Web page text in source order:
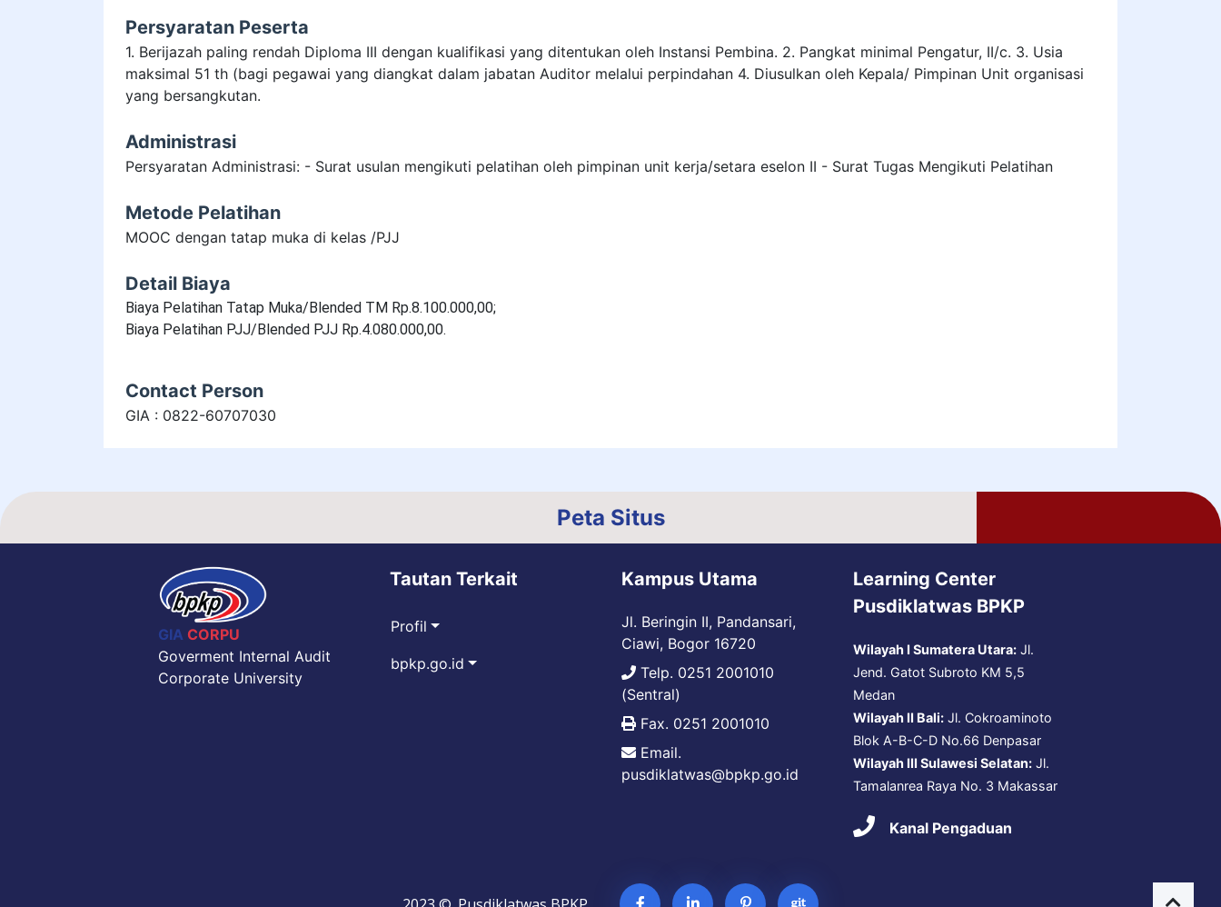
Persyaratan Peserta
1. Berijazah paling rendah Diploma III dengan kualifikasi yang ditentukan oleh Instansi Pembina. 2. Pangkat minimal Pengatur, II/c. 3. Usia
maksimal 51 th (bagi pegawai yang diangkat dalam jabatan Auditor melalui perpindahan 4. Diusulkan oleh Kepala/ Pimpinan Unit organisasi
yang bersangkutan.
Administrasi
Persyaratan Administrasi: - Surat usulan mengikuti pelatihan oleh pimpinan unit kerja/setara eselon II - Surat Tugas Mengikuti Pelatihan
Metode Pelatihan
MOOC dengan tatap muka di kelas /PJJ
Detail Biaya
Biaya Pelatihan Tatap Muka/Blended TM Rp.8.100.000,00;
Biaya Pelatihan PJJ/Blended PJJ Rp.4.080.000,00.
Contact Person
GIA : 0822-60707030
Peta Situs
GIA CORPU
Goverment Internal Audit
Corporate University
Tautan Terkait
Profil
bpkp.go.id
Kampus Utama
Jl. Beringin II, Pandansari,
Ciawi, Bogor 16720
Telp. 0251 2001010
(Sentral)
Fax. 0251 2001010
Email.
pusdiklatwas@bpkp.go.id
Learning Center
Pusdiklatwas BPKP
Wilayah I Sumatera Utara: Jl.
Jend. Gatot Subroto KM 5,5
Medan
Wilayah II Bali: Jl. Cokroaminoto
Blok A-B-C-D No.66 Denpasar
Wilayah III Sulawesi Selatan: Jl.
Tamalanrea Raya No. 3 Makassar
Kanal Pengaduan